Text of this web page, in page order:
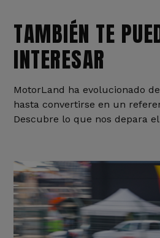
TAMBIÉN TE
INTERESAR
MotorLand ha evolucionado
hasta convertirse en un
Descubre lo que nos depara